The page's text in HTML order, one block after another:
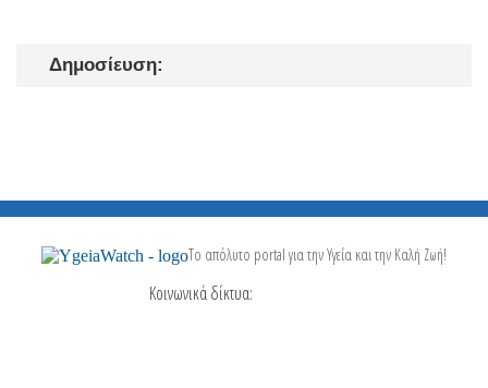
Δημοσίευση:
Το απόλυτο portal για την Υγεία και την Καλή Ζωή!
Κοινωνικά δίκτυα: